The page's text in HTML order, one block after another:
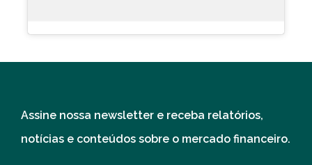
Assine nossa newsletter e receba relatórios,
notícias e conteúdos sobre o mercado financeiro.